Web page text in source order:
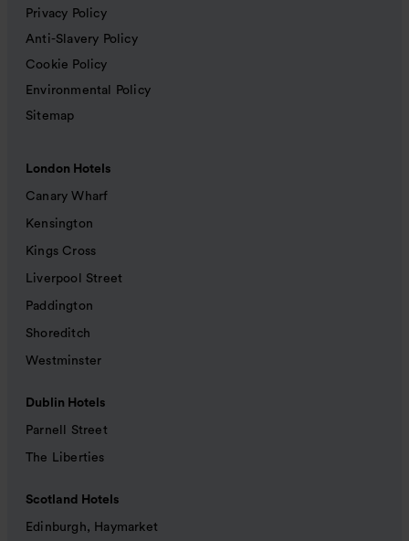
Privacy Policy
Anti-Slavery Policy
Cookie Policy
Environmental Policy
Sitemap
London Hotels
Canary Wharf
Kensington
Kings Cross
Liverpool Street
Paddington
Shoreditch
Westminster
Dublin Hotels
Parnell Street
The Liberties
Scotland Hotels
Edinburgh, Haymarket